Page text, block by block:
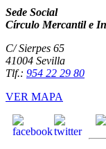
Sede Social
Círculo Mercantil e
C/ Sierpes 65
41004 Sevilla
Tlf.: 954 22 29 80
VER MAPA